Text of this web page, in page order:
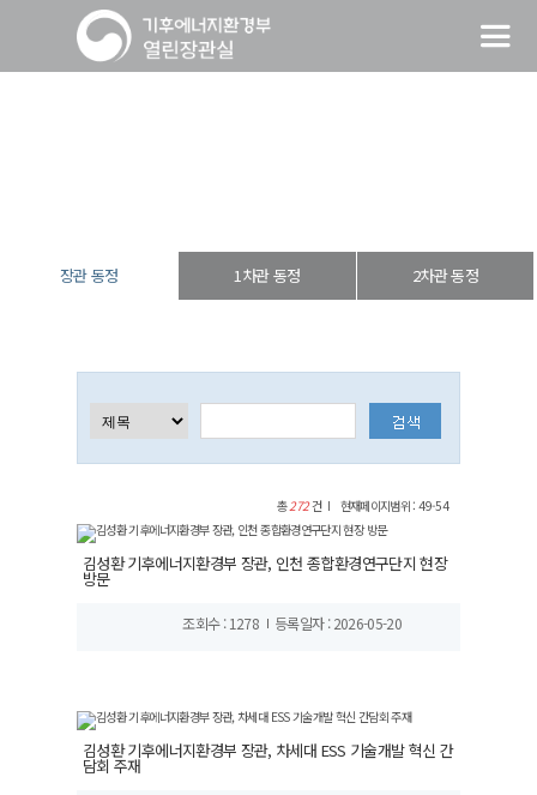
장관 동정 1차관 동정 2차관 동정
총272건 현재페이지범위 : 49-54
김성환 기후에너지환경부 장관, 인천 종합환경연구단지 현장
방문
조회수 : 1278 등록일자 : 2026-05-20
김성환 기후에너지환경부 장관, 차세대 ESS 기술개발 혁신 간
담회 주재